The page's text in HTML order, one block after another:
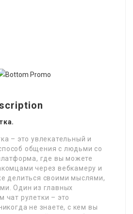
– это увлекательный и
общения с людьми со
где вы можете
через вебкамеру и
делиться своими мыслями,
Один из главных
чат рулетки – это
не знаете, с кем вы